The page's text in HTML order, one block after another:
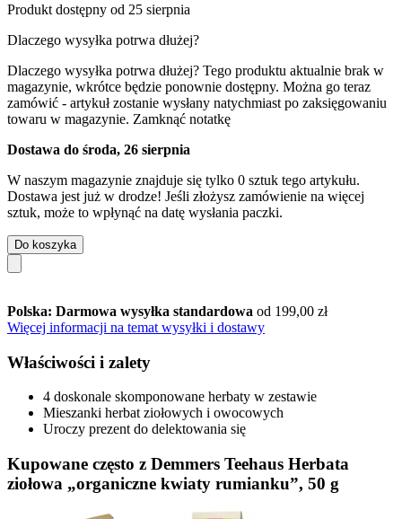
Produkt dostępny od 25 sierpnia
Dlaczego wysyłka potrwa dłużej?
Dlaczego wysyłka potrwa dłużej? Tego produktu aktualnie brak w
magazynie, wkrótce będzie ponownie dostępny. Można go teraz
zamówić - artykuł zostanie wysłany natychmiast po zaksięgowaniu
towaru w magazynie. Zamknąć notatkę
Dostawa do środa, 26 sierpnia
W naszym magazynie znajduje się tylko 0 sztuk tego artykułu.
Dostawa jest już w drodze! Jeśli złożysz zamówienie na więcej
sztuk, może to wpłynąć na datę wysłania paczki.
Do koszyka
Polska: Darmowa wysyłka standardowa od 199,00 zł
Więcej informacji na temat wysyłki i dostawy
Właściwości i zalety
4 doskonale skomponowane herbaty w zestawie
Mieszanki herbat ziołowych i owocowych
Uroczy prezent do delektowania się
Kupowane często z Demmers Teehaus Herbata
ziołowa „organiczne kwiaty rumianku”, 50 g